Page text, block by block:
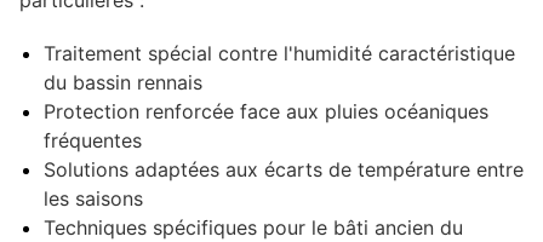
Traitement spécial contre l'humidité caractéristique
du bassin rennais
Protection renforcée face aux pluies océaniques
fréquentes
Solutions adaptées aux écarts de température entre
les saisons
Techniques spécifiques pour le bâti ancien du